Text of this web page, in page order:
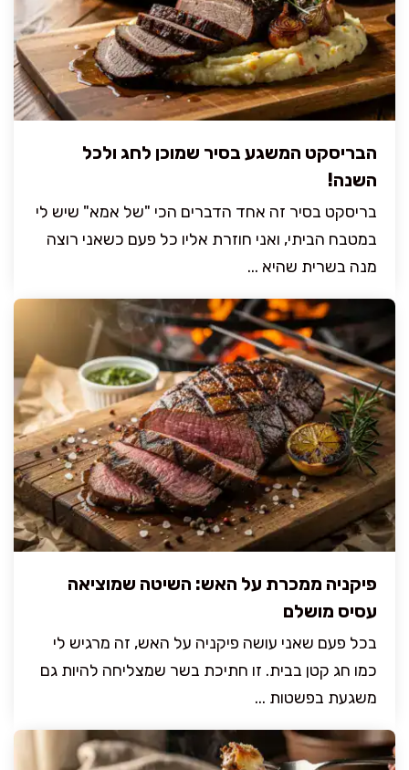
הבריסקט המשגע בסיר שמוכן לחג ולכל
השנה!
בריסקט בסיר זה אחד הדברים הכי "של אמא" שיש לי
במטבח הביתי, ואני חוזרת אליו כל פעם כשאני רוצה
מנה בשרית שהיא ...
פיקניה ממכרת על האש: השיטה שמוציאה
עסיס מושלם
בכל פעם שאני עושה פיקניה על האש, זה מרגיש לי
כמו חג קטן בבית. זו חתיכת בשר שמצליחה להיות גם
משגעת בפשטות ...